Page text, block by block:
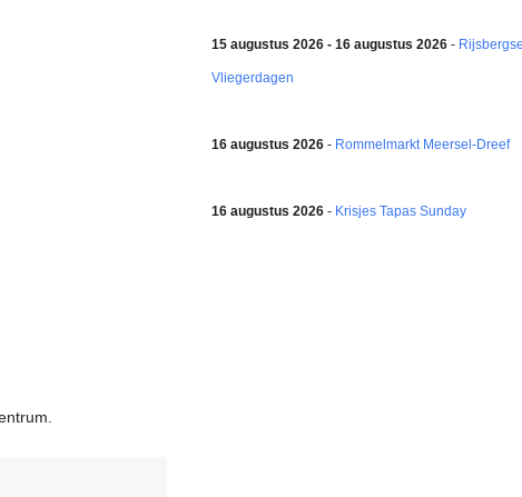
15 augustus 2026 - 16 augustus 2026- Rijsbergse
Vliegerdagen
16 augustus 2026- Rommelmarkt Meersel-Dreef
16 augustus 2026- Krisjes Tapas Sunday